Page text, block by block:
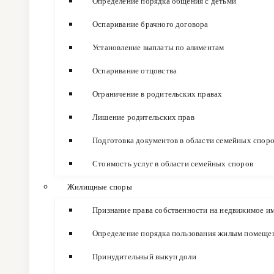
Оспаривание брачного договора
Установление выплаты по алиментам
Оспаривание отцовства
Ограничение в родительских правах
Лишение родительских прав
Подготовка документов в области семейных
Стоимость услуг в области семейных споров
Жилищные споры
Признание права собственности на недвижимое
Определение порядка пользования жилым
Принудительный выкуп доли